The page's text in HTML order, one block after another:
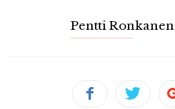
Pentti Ronkanen